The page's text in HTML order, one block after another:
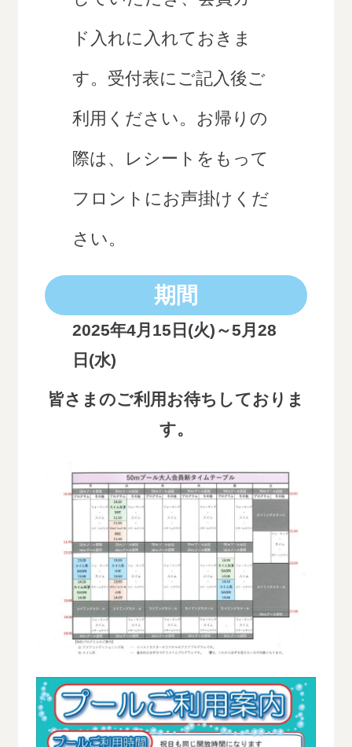
ド入れに入れておきま
す。受付表にご記入後ご
利用ください。お帰りの
際は、レシートをもって
フロントにお声掛けくだ
さい。
期間
2025年4月15日(火)～5月28
日(水)
皆さまのご利用お待ちしておりま
す。